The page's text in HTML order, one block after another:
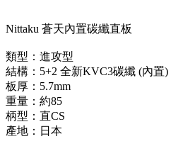
Nittaku 蒼天內置碳纖直板
類型：進攻型
結構：5+2 全新KVC3碳纖 (內置)
板厚：5.7mm
重量：約85
柄型：直CS
產地：日本